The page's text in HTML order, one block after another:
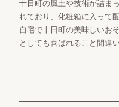
十日町の風土や技術が詰ま
れており、化粧箱に入って
自宅で十日町の美味しいお
としても喜ばれること間違